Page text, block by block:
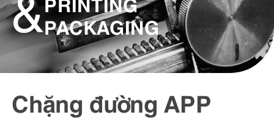
undefined
PACKAGING
Chặng đường APP